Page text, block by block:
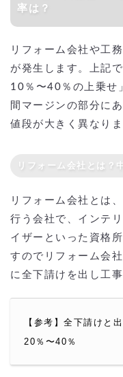
率は？
リフォーム会社や工
が発生します。上記
10％〜40％の上乗せ
間マージンの部分に
値段が大きく異なりま
リフォーム会社とは？
リフォーム会社とは
行う会社で、インテ
イザーといった資格
すのでリフォーム会
に全下請けを出し工
【参考】全下請けと
20％〜40％